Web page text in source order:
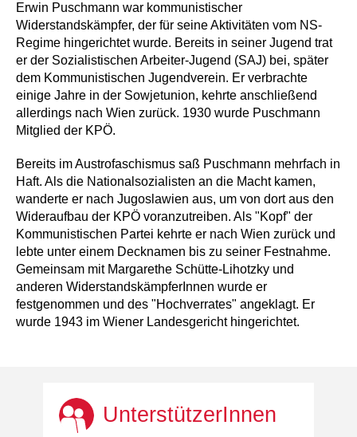
Erwin Puschmann war kommunistischer
Widerstandskämpfer, der für seine Aktivitäten vom NS-
Regime hingerichtet wurde. Bereits in seiner Jugend trat
er der Sozialistischen Arbeiter-Jugend (SAJ) bei, später
dem Kommunistischen Jugendverein. Er verbrachte
einige Jahre in der Sowjetunion, kehrte anschließend
allerdings nach Wien zurück. 1930 wurde Puschmann
Mitglied der KPÖ.
Bereits im Austrofaschismus saß Puschmann mehrfach in
Haft. Als die Nationalsozialisten an die Macht kamen,
wanderte er nach Jugoslawien aus, um von dort aus den
Wideraufbau der KPÖ voranzutreiben. Als "Kopf" der
Kommunistischen Partei kehrte er nach Wien zurück und
lebte unter einem Decknamen bis zu seiner Festnahme.
Gemeinsam mit Margarethe Schütte-Lihotzky und
anderen WiderstandskämpferInnen wurde er
festgenommen und des "Hochverrates" angeklagt. Er
wurde 1943 im Wiener Landesgericht hingerichtet.
UnterstützerInnen